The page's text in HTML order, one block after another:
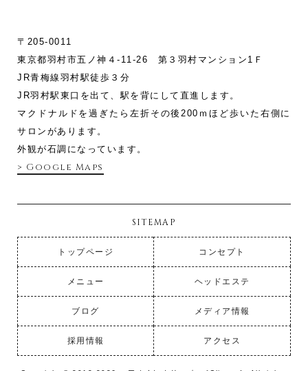
〒205-0011
東京都羽村市五ノ神４-11‐26 第３羽村マンション1Ｆ
JR青梅線羽村駅徒歩３分
JR羽村駅東口を出て、駅を背にして直進します。
マクドナルドを過ぎたら左折その後200ｍほど歩いた右側に
サロンがあります。
外観が石調になっています。
> Google Maps
SITEMAP
トップページ コンセプト
メニュー ヘッドエステ
ブログ メディア情報
採用情報 アクセス